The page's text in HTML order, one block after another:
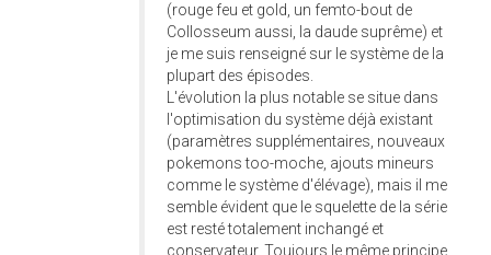
(rouge feu et gold, un femto-bout de
Collosseum aussi, la daude suprême) et
je me suis renseigné sur le système de la
plupart des épisodes.
L'évolution la plus notable se situe dans
l'optimisation du système déjà existant
(paramètres supplémentaires, nouveaux
pokemons too-moche, ajouts mineurs
comme le système d'élévage), mais il me
semble évident que le squelette de la série
est resté totalement inchangé et
conservateur. Toujours le même principe